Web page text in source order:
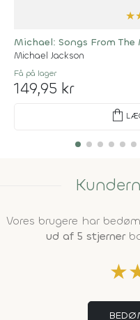
★
Michael: Songs From
Michael Jackson
Få på lager
149,95 kr
shopping_bag
Vores brugere har
ud af 5 stjerner
★